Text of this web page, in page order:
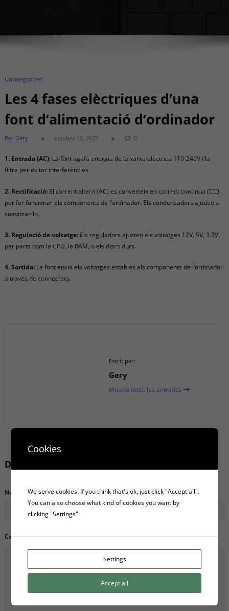
Uncategorized
Les 4 fases elèctriques d’una
font d’alimentació d’ordinador
Per Gery octubre 10, 2025 0
1. Entrada (AC): La font agafa energia de la xarxa elèctrica 110-240V i la
filtra per evitar interferències.
2. Rectificació: El corrent altern (AC) es converteix en corrent continua (CC)
per fer funcionar els components de l’ordinador. Els condensadors ajuden a
suavitzar-lo.
3. Regulació de voltatge: Els reguladors ajusten els voltatges 12V, 5V, 3.3V
per parts com la CPU, la RAM, o els discs durs.
4. Sortida: La font envia els voltatges estables als components de l’ordinador
a través de connectors.
Escrit per:
Gery
Mostra totes les entrades
Deixa un comentari
Nom Correu electrònic*
Comentari*
Cookies
We serve cookies. If you think that's ok, just click "Accept all".
You can also choose what kind of cookies you want by
clicking "Settings".
Settings
Accept all